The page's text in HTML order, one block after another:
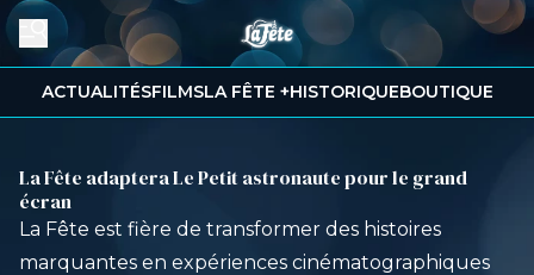
ACTUALITÉSFILMSLA FÊTE +HISTORIQUEBOUTIQUE
La Fête adaptera Le Petit astronaute pour le grand
écran
La Fête est fière de transformer des histoires
marquantes en expériences cinématographiques